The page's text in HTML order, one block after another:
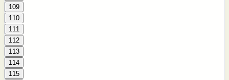
109
110
111
112
113
114
115